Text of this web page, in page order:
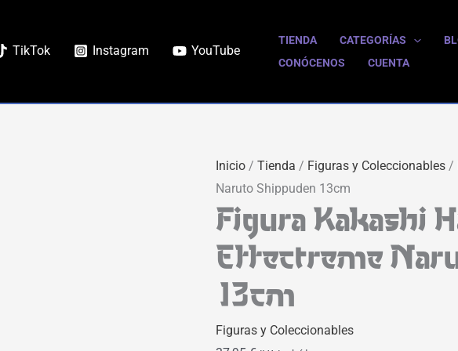
TikTok Instagram YouTube
TIENDA CATEGORÍAS
CONÓCENOS
CUENTA
Inicio /Tienda / Figuras y Coleccionables /
Naruto Shippuden 13cm
Figura Kakashi
Effectreme
13cm
Figuras y Coleccionables